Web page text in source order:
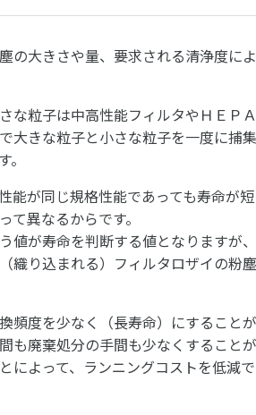
の大きさや量、要求される清浄度に
な粒子は中高性能フィルタやＨＥＰ
大きな粒子と小さな粒子を一度に捕
能が同じ規格性能であっても寿命が
て異なるからです。
値が寿命を判断する値となりますが
織り込まれる）フィルタロザイの粉
度を少なく（長寿命）にすることが
も廃棄処分の手間も少なくすること
よって、ランニングコストを低減で